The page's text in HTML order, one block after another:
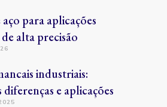
para aplicações
alta precisão
industriais:
diferenças e aplicações